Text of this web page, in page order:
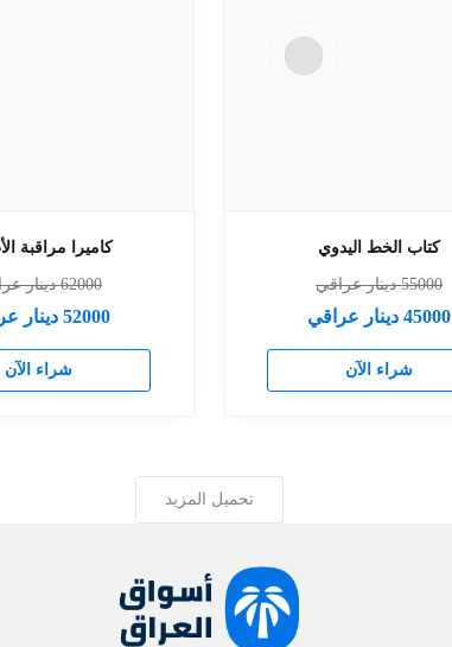
كتاب الخط اليدوي
55000دينار عراقي
45000دينار عراقي
شراء الآن
كاميرا مراقبة
62000دينار
52000 دينار
شراء الآن
تحميل المزيد